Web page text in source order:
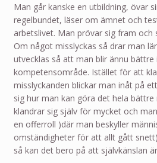
Man går kanske en utbildning, övar
regelbundet, läser om ämnet och
arbetslivet. Man prövar sig fram och
Om något misslyckas så drar man
utvecklas så att man blir ännu
kompetensområde. Istället för att
misslyckanden blickar man inåt på
sig hur man kan göra det hela
klandrar sig själv för mycket och
en offerroll )där man beskyller
omständigheter för att allt gått
så kan det bero på att självkänslan